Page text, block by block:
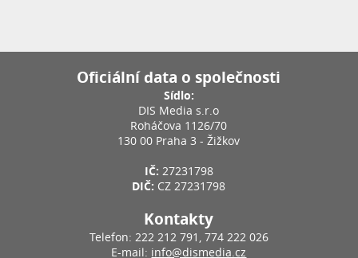
Oficiální data o společnosti
Sídlo:
DIS Media s.r.o
Roháčova 1126/70
130 00 Praha 3 - Žižkov
IČ: 27231798
DIČ: CZ 27231798
Kontakty
Telefon: 222 212 791, 774 222 026
E-mail: info@dismedia.cz